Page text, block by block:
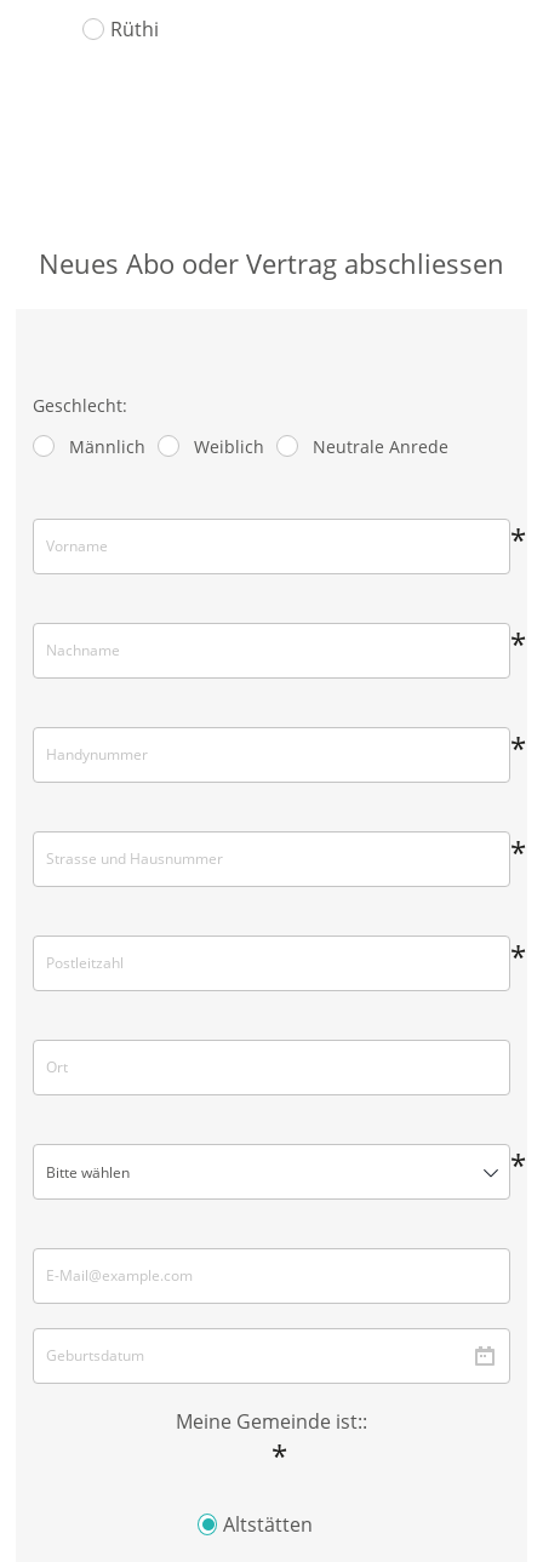
Rüthi
Neues Abo oder Vertrag abschliessen
Geschlecht:
Männlich
Weiblich Neutrale Anrede
*
*
*
*
*
Bitte wählen *
Meine Gemeinde ist::
*
Altstätten